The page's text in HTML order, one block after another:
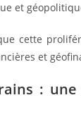
et
cette
et
: